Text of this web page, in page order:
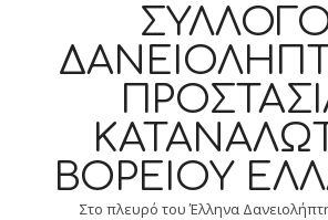
ΒΟΡΕΊΟΥ
Στο πλευρό του Έλληνα